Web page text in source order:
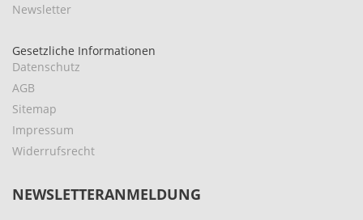
Newsletter
Gesetzliche Informationen
Datenschutz
AGB
Sitemap
Impressum
Widerrufsrecht
NEWSLETTERANMELDUNG